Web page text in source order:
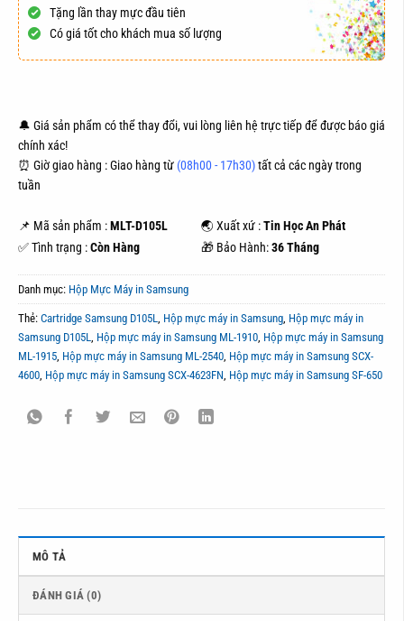
Tặng lần thay mực đầu tiên
Có giá tốt cho khách mua số lượng
🔔 Giá sản phẩm có thể thay đổi, vui lòng liên hệ trực tiếp để được báo giá
chính xác!
⏰ Giờ giao hàng : Giao hàng từ (08h00 - 17h30)tất cả các ngày trong
tuần
📌 Mã sản phẩm :MLT-D105L 🌏 Xuất xứ :Tin Học An Phát
✅ Tình trạng :Còn Hàng 🎁 Bảo Hành:36 Tháng
Danh mục: Hộp Mực Máy in Samsung
Thẻ: Cartridge Samsung D105L Hộp mực máy in Samsung Hộp mực máy in
Samsung D105L
Hộp mực máy in Samsung ML-1910 Hộp mực máy in Samsung
ML-1915 Hộp mực máy in Samsung ML-2540 Hộp mực máy in Samsung SCX-
4600 Hộp mực máy in Samsung SCX-4623FN Hộp mực máy in Samsung SF-650
MÔ TẢ
ĐÁNH GIÁ (0)